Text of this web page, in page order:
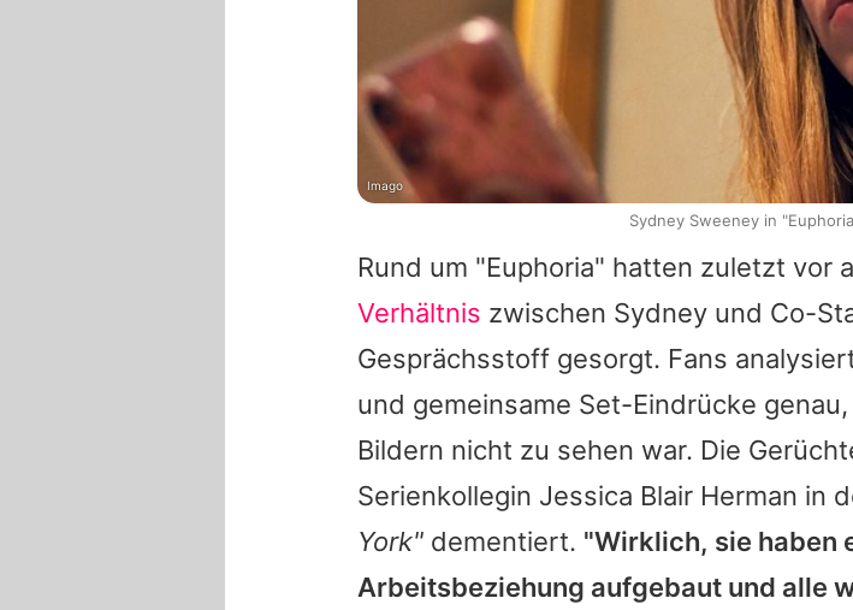
Rund um "Euphoria" hatten zuletzt vor
Verhältnis zwischen Sydney und Co-
Gesprächsstoff gesorgt. Fans
und gemeinsame Set-Eindrücke
Bildern nicht zu sehen war. Die
Serienkollegin Jessica Blair Herman in
York" dementiert. "Wirklich, sie haben
Arbeitsbeziehung aufgebaut und alle
Imago
Sydney Sweeney in